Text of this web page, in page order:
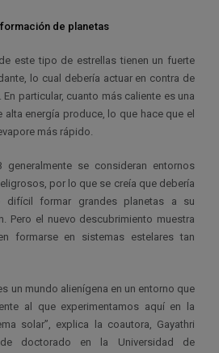
de planetas
este tipo de estrellas tienen un fuerte
lo cual debería actuar en contra de
particular, cuanto más caliente es una
alta energía produce, lo que hace que el
más rápido.
se consideran entornos
por lo que se creía que debería
difícil formar grandes planetas a su
Pero el nuevo descubrimiento muestra
formarse en sistemas estelares tan
un mundo alienígena en un entorno que
al que experimentamos aquí en la
solar”, explica la coautora, Gayathri
de doctorado en la Universidad de